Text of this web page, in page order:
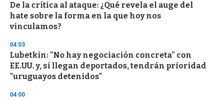
De la crítica al ataque: ¿Qué revela el auge del
hate sobre la forma en la que hoy nos
vinculamos?
04:03
Lubetkin: "No hay negociación concreta" con
EE.UU. y, si llegan deportados, tendrán prioridad
"uruguayos detenidos"
04:00